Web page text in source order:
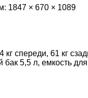
1847 × 670 × 1089
спереди, 61 кг
5,5 л, емкость